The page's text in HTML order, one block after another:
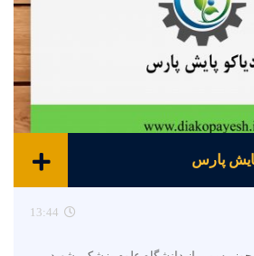
پارس
13:44